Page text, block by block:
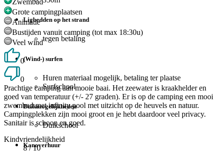
Ligbedden op het strand
tegen betaling
(Wind-) surfen
Huren materiaal mogelijk, betaling ter plaatse
Surfschool
Duikmogelijkheden
Duikschool
Kanoverhuur
Zwembad
Grote campingplaatsen
Animatie
Bustijden vanuit camping (tot max 18:30u)
Veel wind
0
0
Prachtige camping aan mooie baai. Het zeewater is kraakhelder en
goed van temperatuur (+/- 27 graden). Er is op de camping een mooi
zwembad met infinity pool met uitzicht op de heuvels en natuur.
Campingplekken zijn mooi groot en je hebt daardoor veel privacy.
Sanitair is schoon en goed.
Kindvriendelijkheid
8/ 10